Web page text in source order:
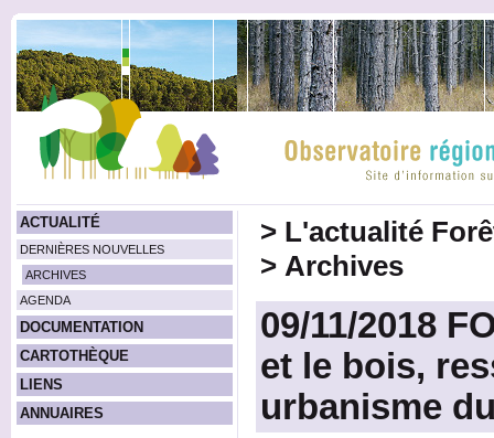
ACTUALITÉ
DERNIÈRES NOUVELLES
ARCHIVES
AGENDA
DOCUMENTATION
CARTOTHÈQUE
LIENS
ANNUAIRES
> L'actualité
> Archives
09/11/2018
et le bois,
urbanisme